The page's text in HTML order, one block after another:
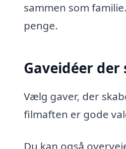
sammen som
penge.
Gaveidéer
Vælg gaver, der
filmaften er gode
Du kan også